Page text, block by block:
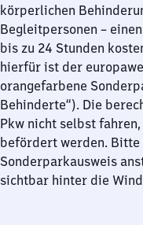
körperlichen
Begleitpersonen –
bis zu 24 Stunden
hierfür ist der
orangefarbene
Behinderte“). Die
Pkw nicht selbst
befördert werden. Bitte
Sonderparkausweis
sichtbar hinter die